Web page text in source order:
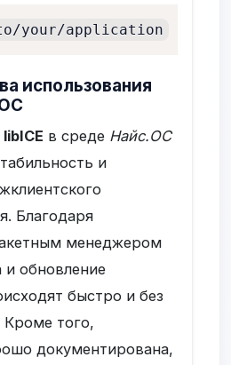
your/application
использования
libICE в среде Найс.ОС
и
Благодаря
менеджером
и обновление
быстро и без
Кроме того,
документирована,